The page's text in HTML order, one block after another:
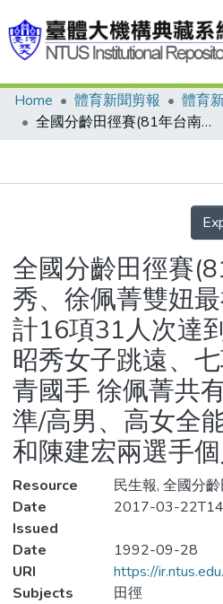
Communities & Collections
Statistics
Home 體育新聞剪報
體育
全國分齡田徑賽(81年台南) 林昭秀、徐佩菁雙妞最神勇 三天來總計16項31人次達到決選標準 林昭秀女子跳遠、七項全能入選亞青國手 徐佩菁共有三項達決選標準/高男、高女全能項目 林昭秀和陳建宏兩選手個人秀
Details
全國分齡田徑賽
秀、徐佩菁雙妞
計16項31人次達
昭秀女子跳遠、
青國手 徐佩菁共
準/高男、高女全
和陳建宏兩選手
Resource
民生報, 全國分
Date
Issued
2017-03-
Date
1992-09-28
URI
https://
Subjects
田徑